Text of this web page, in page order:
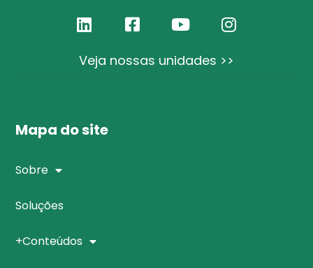
Veja nossas unidades >>
Mapa do site
Sobre
Soluções
+Conteúdos